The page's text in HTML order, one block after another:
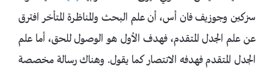
سزكين وجوزيف فان أس، أن علم البحث والمناظرة المتأخر افترق
عن علم الجدل المتقدم، فهدف الأول هو الوصول للحق، أما علم
الجدل المتقدم فهدفه الانتصار كما يقول. وهناك رسالة مخصصة